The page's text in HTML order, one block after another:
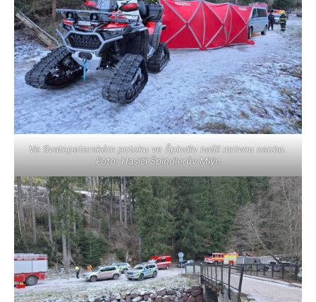
Ve Svatopeterském potoku ve Špindlu našli mrtvou osobu.
Foto: Hasiči Špindlerův Mlýn